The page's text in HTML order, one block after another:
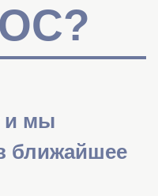
и мы
ближайшее